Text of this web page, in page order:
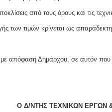
από τους όρους και τις
των τιμών κρίνεται ως
απόφαση Δημάρχου, σε αυτόν
Ο Δ/ΝΤΗΣ ΤΕΧΝΙΚΩΝ ΕΡΓΩΝ